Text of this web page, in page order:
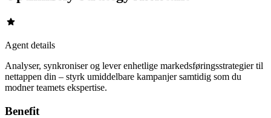
star
Agent details
Analyser, synkroniser og lever enhetlige markedsføringsstrategier til
nettappen din – styrk umiddelbare kampanjer samtidig som du
modner teamets ekspertise.
Benefit